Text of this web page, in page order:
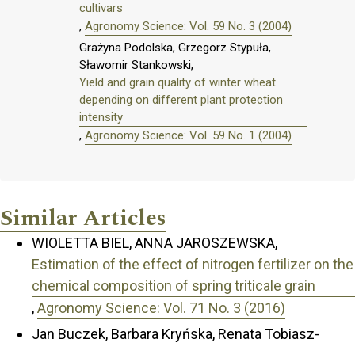
cultivars
, Agronomy Science: Vol. 59 No. 3 (2004)
Grażyna Podolska, Grzegorz Stypuła,
Sławomir Stankowski,
Yield and grain quality of winter wheat
depending on different plant protection
intensity
, Agronomy Science: Vol. 59 No. 1 (2004)
Similar Articles
WIOLETTA BIEL, ANNA JAROSZEWSKA,
Estimation of the effect of nitrogen fertilizer on the
chemical composition of spring triticale grain
,Agronomy Science: Vol. 71 No. 3 (2016)
Jan Buczek, Barbara Kryńska, Renata Tobiasz-